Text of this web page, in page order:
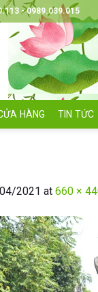
- 0989.039.015
HÀNG TIN TỨC
2021 at 660 ×